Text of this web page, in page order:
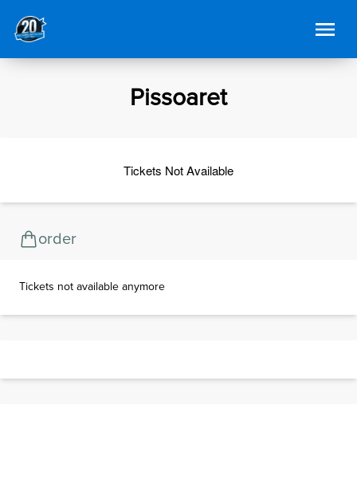
Pissoaret
Tickets Not Available
order
Tickets not available anymore